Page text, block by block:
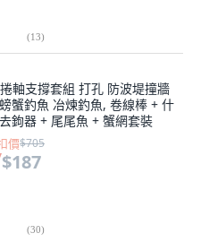
(13)
軸支撐套組 打孔 防波堤撞牆
蟹釣魚 冶煉釣魚, 卷線棒 + 什
鉤器 + 尾尾魚 + 蟹網套裝
價$705
$187
(30)